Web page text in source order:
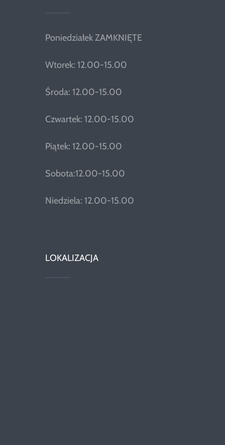
Poniedziałek ZAMKNIĘTE
Wtorek: 12.00-15.00
Środa: 12.00-15.00
Czwartek: 12.00-15.00
Piątek: 12.00-15.00
Sobota:12.00-15.00
Niedziela: 12.00-15.00
LOKALIZACJA